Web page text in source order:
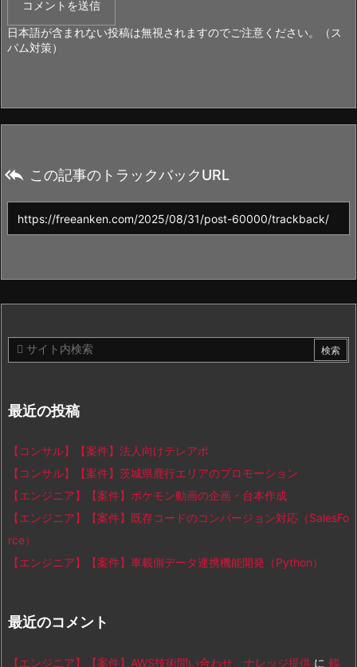
日本語が含まれない投稿は無視されますのでご注意ください。（ス
パム対策）
 この記事のトラックバックURL
最近の投稿
【コンサル】【案件】法人向けテレアポ
【コンサル】【案件】茨城県鹿行エリアのプロモーション
【エンジニア】【案件】ポケモン動画の企画・台本作成
【エンジニア】【案件】既存コードのコンバージョン対応（SalesFo
rce）
【エンジニア】【案件】車載側データ連携機能開発（Python）
最近のコメント
【エンジニア】【案件】AWS技術問い合わせ、ナレッジ提供 に 鶴